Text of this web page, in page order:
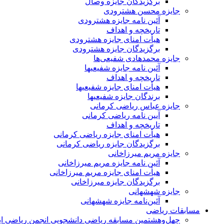
جایزه محسن هشترودی
آئین نامه جایزه هشترودی
تاریخچه و اهداف
هیأت امنای جایزه هشترودی
برگزیدگان جایزه هشترودی
جایزه محمدهادی شفیعی‌ها
آئین نامه جایزه شفیعیها
تاریخچه و اهداف
هیأت امنای جایزه شفیعیها
برندگان جایزه شفیعیها
جایزه عباس ریاضی کرمانی
آیین نامه ریاضی کرمانی
تاریخچه و اهداف
هیأت امنای جایزه ریاضی کرمانی
برگزیدگان جایزه ریاضی کرمانی
جایزه مریم میرزاخانی
آئین نامه جایزه مریم میرزاخانی
هیأت امنای جایزه مریم میرزاخانی
برگزیدگان جایزه میرزاخانی
جایزه شهشهانی
آئین‌نامه جایزه شهشهانی
مسابقات ریاضی
چهل‌و‌هشتمین مسابقه ریاضی دانشجویی انجمن ریاضی